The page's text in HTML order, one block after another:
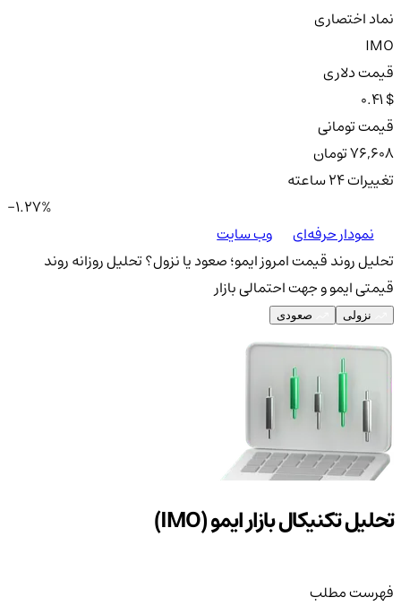
نماد اختصاری
IMO
قیمت دلاری
0.41 $
قیمت تومانی
76,608 تومان
تغییرات ۲۴ ساعته
-1.27%
نمودار حرفه‌ای
وب سایت
تحلیل روند قیمت امروز ایمو؛ صعود یا نزول؟تحلیل روزانه روند
قیمتی ایمو و جهت احتمالی بازار
نزولی صعودی
تحلیل تکنیکال بازار ایمو (IMO)
فهرست مطلب